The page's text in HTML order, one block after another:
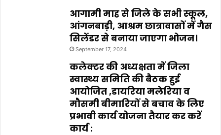
आगामी माह से जिले के सभी स्कूल,
आंगनबाड़ी, आश्रम छात्रावासों में गैस
सिलेंडर से बनाया जाएगा भोजन।
September 17, 2024
कलेक्टर की अध्यक्षता में जिला
स्वास्थ्य समिति की बैठक हुई
आयोजित ,डायरिया मलेरिया व
मौसमी बीमारियों से बचाव के लिए
प्रभावी कार्य योजना तैयार कर करें
कार्य :